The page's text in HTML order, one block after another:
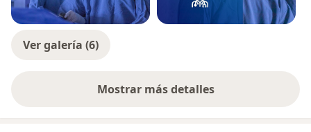
Ver galería (6)
Mostrar más detalles
sobre la experiencia